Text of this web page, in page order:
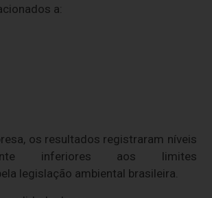
a:
os resultados registraram níveis
inferiores aos limites
legislação ambiental brasileira.